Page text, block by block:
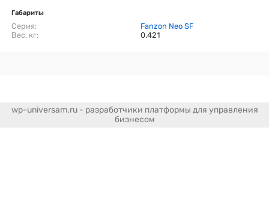
Габариты
Серия:
Fanzon Neo SF
Вес, кг:
0.421
wp-universam.ru - разработчики платформы для управления
бизнесом